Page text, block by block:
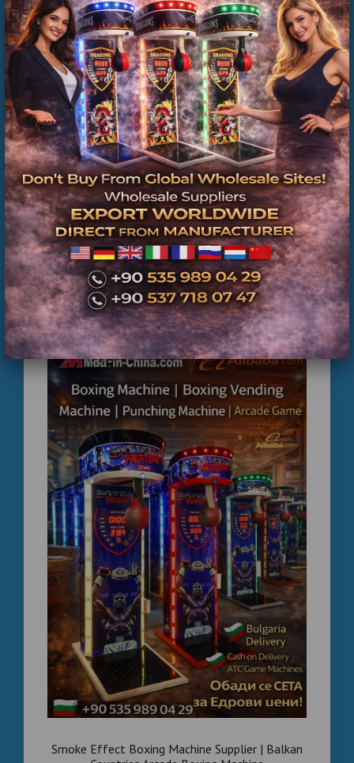
România
İkinci El Boks Makineleri | Üretici Firma ve Teknik
Servis Güvencesi
Smoke Effect Boxing Machine Supplier | Balkan